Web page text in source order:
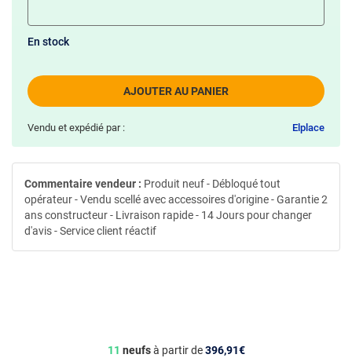
AJOUTER AU PANIER
En stock
Vendu et expédié par : Elplace
11 neufsà partir de396,91€
Commentaire vendeur : Produit neuf - Débloqué tout
opérateur - Vendu scellé avec accessoires d'origine - Garantie 2
ans constructeur - Livraison rapide - 14 Jours pour changer
d'avis - Service client réactif